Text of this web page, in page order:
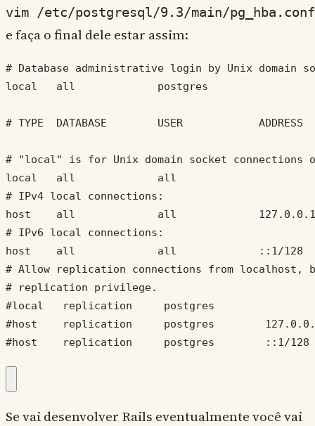
vim /etc/postgresql/9.3/main/pg_hba.conf
e faça o final dele estar assim:
# Database administrative login by Unix domain
local   all             postgres
# TYPE  DATABASE        USER
# "local" is for Unix domain socket connections
local   all             all
# IPv4 local connections:
host    all             all
# IPv6 local connections:
host    all             all             ::1/
# Allow replication connections from localhost,
# replication privilege.
#local   replication     postgres
#host    replication     postgres
#host    replication     postgres        ::1/
Se vai desenvolver Rails eventualmente você vai